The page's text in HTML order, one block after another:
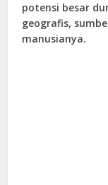
potensi besar
geografis,
manusianya.